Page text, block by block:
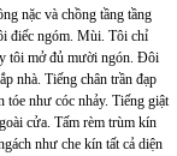
nặc và chồng tầng tầng
điếc ngóm. Mùi. Tôi chỉ
tôi mở đủ mười ngón. Đôi
nhà. Tiếng chân trần đạp
tóe như cóc nhảy. Tiếng giật
cửa. Tấm rèm trùm kín
như che kín tất cả diện